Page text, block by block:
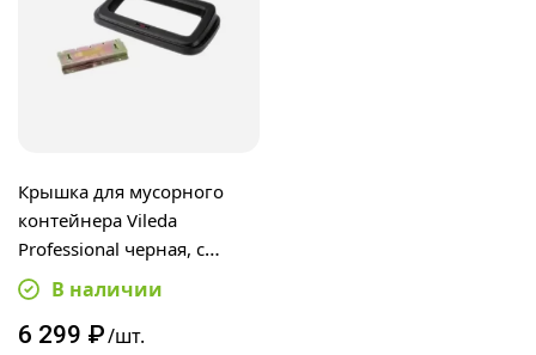
Крышка для мусорного
контейнера Vileda
Professional черная, с
креплением на стену,
138496
В наличии
6 299 ₽/шт.